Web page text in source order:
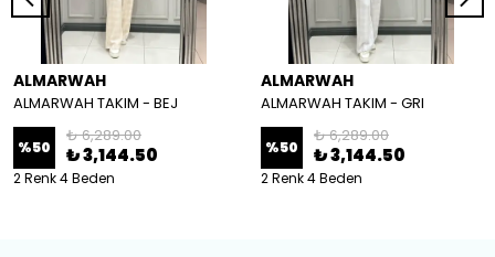
ALMARWAH
ALMARWAH TAKIM - BEJ
%50
₺ 6,289.00
₺ 3,144.50
2 Renk 4 Beden
ALMARWAH
ALMARWAH TAKIM - GRI
%50
₺ 6,289.00
₺ 3,144.50
2 Renk 4 Beden